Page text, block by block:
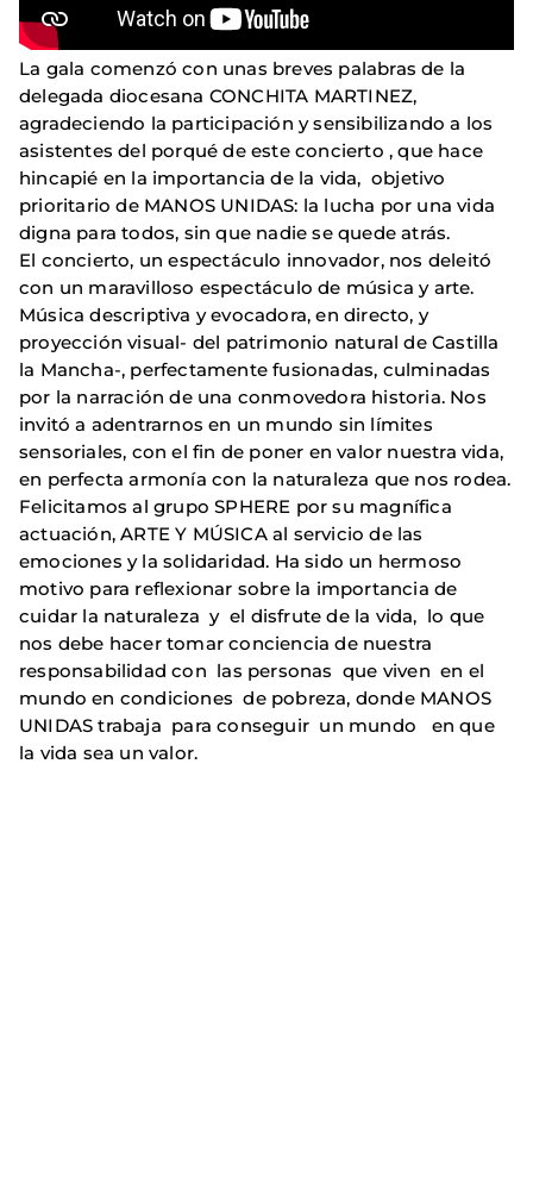
La gala comenzó con unas breves palabras de la
delegada diocesana CONCHITA MARTINEZ,
agradeciendo la participación y sensibilizando a los
asistentes del porqué de este concierto , que hace
hincapié en la importancia de la vida, objetivo
prioritario de MANOS UNIDAS: la lucha por una vida
digna para todos, sin que nadie se quede atrás.
El concierto, un espectáculo innovador, nos deleitó
con un maravilloso espectáculo de música y arte.
Música descriptiva y evocadora, en directo, y
proyección visual- del patrimonio natural de Castilla
la Mancha-, perfectamente fusionadas, culminadas
por la narración de una conmovedora historia. Nos
invitó a adentrarnos en un mundo sin límites
sensoriales, con el fin de poner en valor nuestra vida,
en perfecta armonía con la naturaleza que nos rodea.
Felicitamos al grupo SPHERE por su magnífica
actuación, ARTE Y MÚSICA al servicio de las
emociones y la solidaridad. Ha sido un hermoso
motivo para reflexionar sobre la importancia de
cuidar la naturaleza y el disfrute de la vida, lo que
nos debe hacer tomar conciencia de nuestra
responsabilidad con las personas que viven en el
mundo en condiciones de pobreza, donde MANOS
UNIDAS trabaja para conseguir un mundo en que
la vida sea un valor.